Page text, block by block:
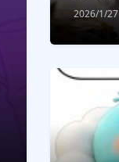
2026/1/27